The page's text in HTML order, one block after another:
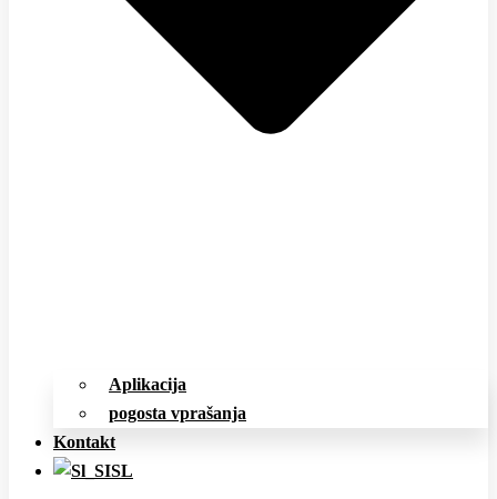
Aplikacija
pogosta vprašanja
Kontakt
SL